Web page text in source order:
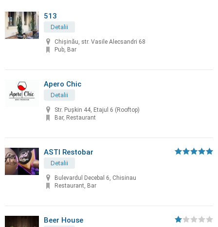
513
Detalii
Chișinău, str. Vasile Alecsandri 68
Pub, Bar
Apero Chic
Detalii
Str. Pușkin 44, Etajul 6 (Rooftop)
Bar, Restaurant
ASTI Restobar
Detalii
Bulevardul Decebal 6, Chisinau
Restaurant, Bar
Beer House